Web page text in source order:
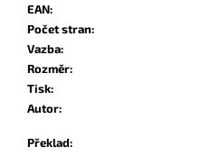
EAN:
Počet stran:
Vazba:
Rozměr:
Tisk:
Autor:
Překlad:
249
Kč